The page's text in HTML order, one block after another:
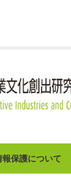
報保護について